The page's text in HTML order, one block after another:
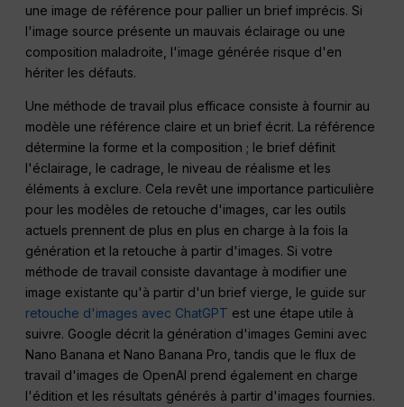
une image de référence pour pallier un brief imprécis. Si
l'image source présente un mauvais éclairage ou une
composition maladroite, l'image générée risque d'en
hériter les défauts.
Une méthode de travail plus efficace consiste à fournir au
modèle une référence claire et un brief écrit. La référence
détermine la forme et la composition ; le brief définit
l'éclairage, le cadrage, le niveau de réalisme et les
éléments à exclure. Cela revêt une importance particulière
pour les modèles de retouche d'images, car les outils
actuels prennent de plus en plus en charge à la fois la
génération et la retouche à partir d'images. Si votre
méthode de travail consiste davantage à modifier une
image existante qu'à partir d'un brief vierge, le guide sur
retouche d'images avec ChatGPT est une étape utile à
suivre. Google décrit la génération d'images Gemini avec
Nano Banana et Nano Banana Pro, tandis que le flux de
travail d'images de OpenAI prend également en charge
l'édition et les résultats générés à partir d'images fournies.